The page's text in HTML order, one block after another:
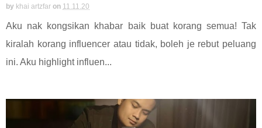
by khai artzfar on 11.11.20
Aku nak kongsikan khabar baik buat korang semua! Tak
kiralah korang influencer atau tidak, boleh je rebut peluang
ini. Aku highlight influen...